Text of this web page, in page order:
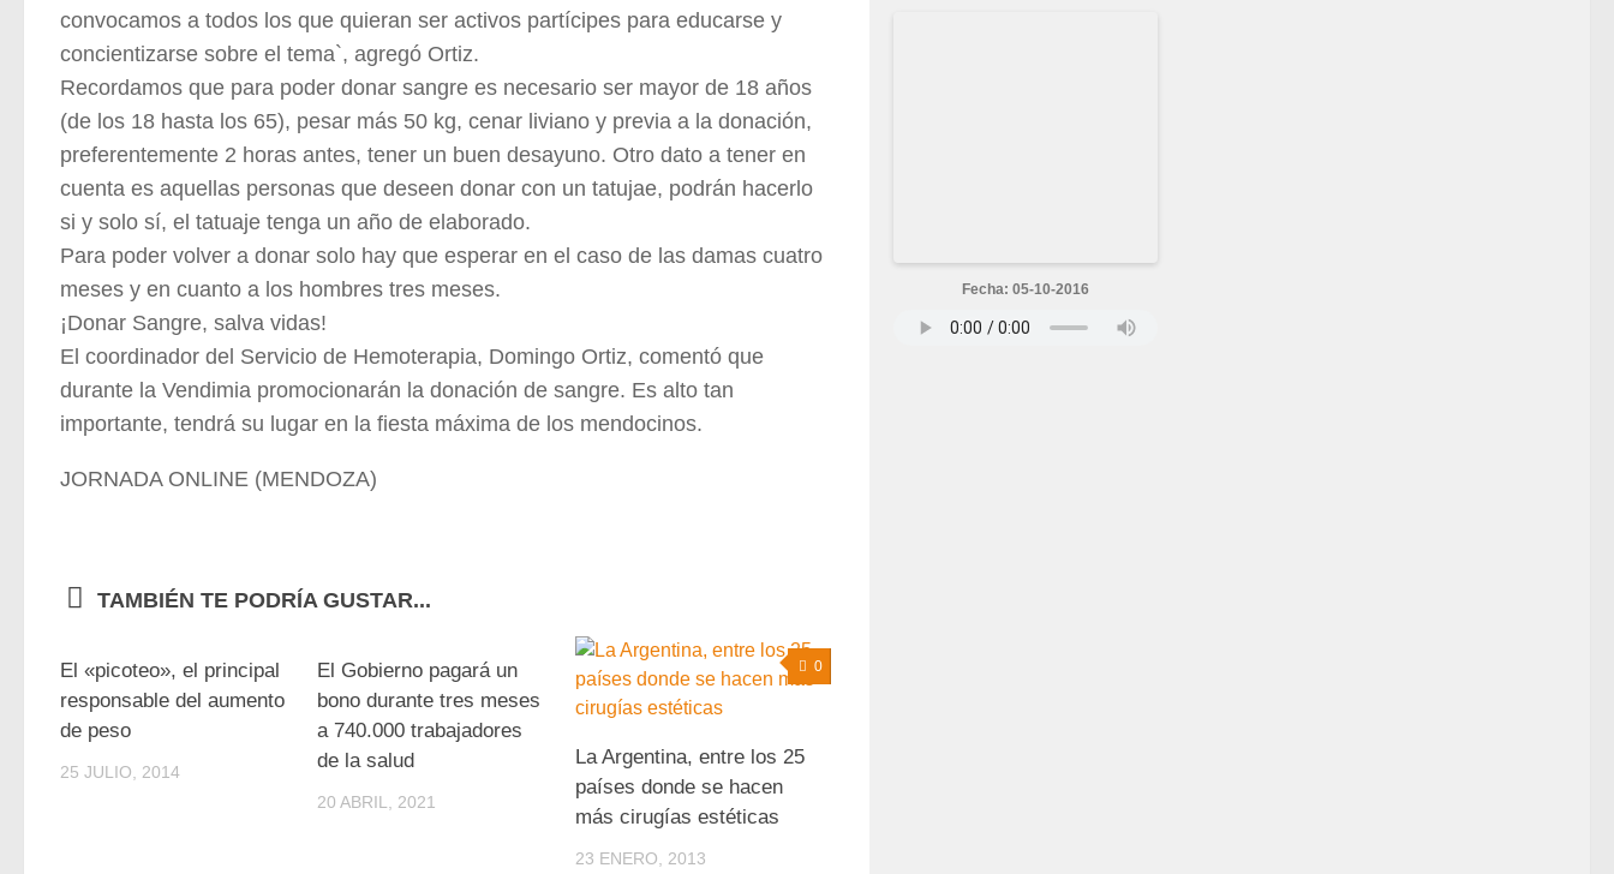
convocamos a todos los que quieran ser activos partícipes para educarse y
concientizarse sobre el tema`, agregó Ortiz.
Recordamos que para poder donar sangre es necesario ser mayor de 18 años
(de los 18 hasta los 65), pesar más 50 kg, cenar liviano y previa a la donación,
preferentemente 2 horas antes, tener un buen desayuno. Otro dato a tener en
cuenta es aquellas personas que deseen donar con un tatujae, podrán hacerlo
si y solo sí, el tatuaje tenga un año de elaborado.
Para poder volver a donar solo hay que esperar en el caso de las damas cuatro
meses y en cuanto a los hombres tres meses.
¡Donar Sangre, salva vidas!
El coordinador del Servicio de Hemoterapia, Domingo Ortiz, comentó que
durante la Vendimia promocionarán la donación de sangre. Es alto tan
importante, tendrá su lugar en la fiesta máxima de los mendocinos.
JORNADA ONLINE (MENDOZA)
TAMBIÉN TE PODRÍA GUSTAR...
El «picoteo», el principal
responsable del aumento
de peso
25 JULIO, 2014
El Gobierno pagará un
bono durante tres meses
a 740.000 trabajadores
de la salud
20 ABRIL, 2021
0
La Argentina, entre los 25
países donde se hacen
más cirugías estéticas
23 ENERO, 2013
Fecha: 05-10-2016